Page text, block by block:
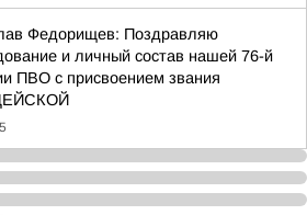
Федорищев: Поздравляю
и личный состав нашей 76-й
ПВО с присвоением звания